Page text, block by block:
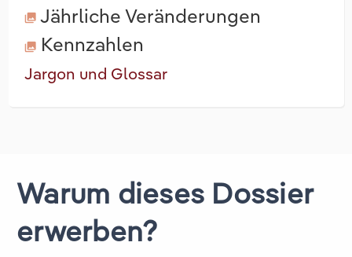
Jährliche Veränderungen
Kennzahlen
Jargon und Glossar
Warum dieses Dossier
erwerben?